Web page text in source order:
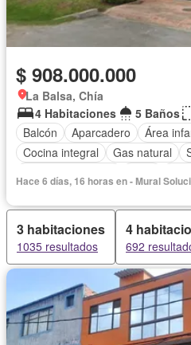
$ 908.000.000
La Balsa, Chía
4 Habitaciones
5 Baños
Balcón
Aparcadero Área
Cocina integral
Gas natural
Hace 6 días, 16 horas en - Mural
3 habitaciones
1035 resultados
4
692